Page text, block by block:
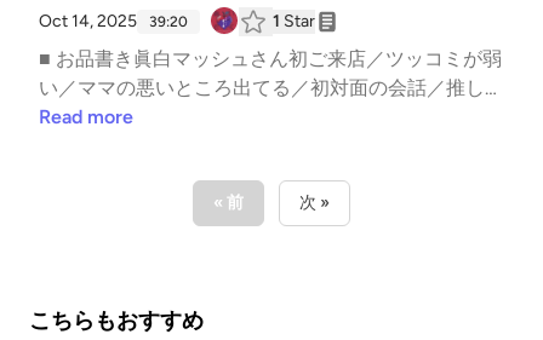
https://www.tiktok.com/@nara_deer18 ▼ note番組公
式: https://note.com/snack_ai_to_doku/ゆきママ: http
s://note.com/nara_deer18/収録後の裏話やアフタート
ーク、ママの本音は番組公式noteにてひっそり公開
中！ ハッシュタグ #あいどく でお口直しのご感想も
Oct 14, 2025 39:20 1 Star
■ お品書き眞白マッシュさん初ご来店／ツッコミが弱
い／ママの悪いところ出てる／初対面の会話／推しカ
プという概念／ラブブを欲しがる奴／Podcasterとし
━━━━━スナック愛と毒 〜ゆきママの愛、届
く？〜━━━━━━━━━━━━━━━━━━━━━
■ オーディオドラマ企画 #Imagistreamオーディオコ
RKKqLO4tw9TjpA&amp;pi=5Vz1DxHRS_iGx ─────
Read more
« 前 次 »
こちらもおすすめ